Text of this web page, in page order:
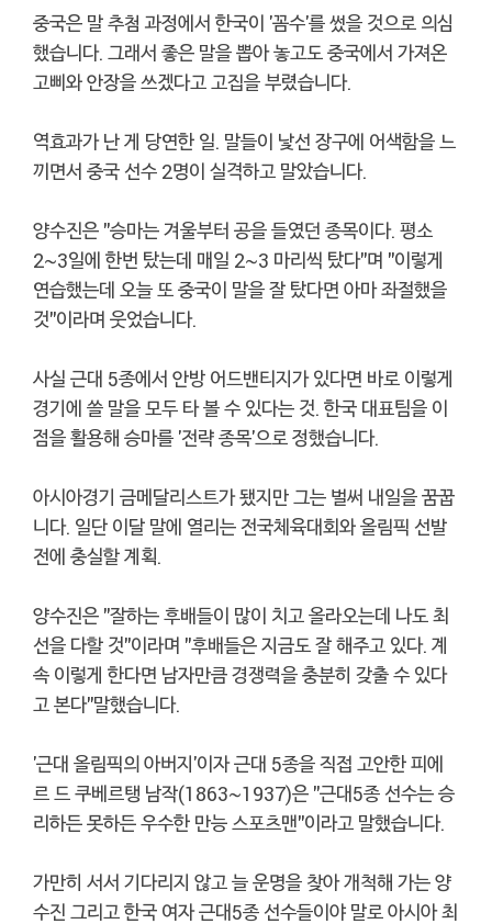
중국은 말 추첨 과정에서 한국이 '꼼수'를 썼을 것으로 의심
했습니다. 그래서 좋은 말을 뽑아 놓고도 중국에서 가져온
고삐와 안장을 쓰겠다고 고집을 부렸습니다.
역효과가 난 게 당연한 일. 말들이 낯선 장구에 어색함을 느
끼면서 중국 선수 2명이 실격하고 말았습니다.
양수진은 "승마는 겨울부터 공을 들였던 종목이다. 평소
2~3일에 한번 탔는데 매일 2~3 마리씩 탔다"며 "이렇게
연습했는데 오늘 또 중국이 말을 잘 탔다면 아마 좌절했을
것"이라며 웃었습니다.
사실 근대 5종에서 안방 어드밴티지가 있다면 바로 이렇게
경기에 쓸 말을 모두 타 볼 수 있다는 것. 한국 대표팀을 이
점을 활용해 승마를 '전략 종목'으로 정했습니다.
아시아경기 금메달리스트가 됐지만 그는 벌써 내일을 꿈꿉
니다. 일단 이달 말에 열리는 전국체육대회와 올림픽 선발
전에 충실할 계획.
양수진은 "잘하는 후배들이 많이 치고 올라오는데 나도 최
선을 다할 것"이라며 "후배들은 지금도 잘 해주고 있다. 계
속 이렇게 한다면 남자만큼 경쟁력을 충분히 갖출 수 있다
고 본다"말했습니다.
'근대 올림픽의 아버지'이자 근대 5종을 직접 고안한 피에
르 드 쿠베르탱 남작(1863~1937)은 "근대5종 선수는 승
리하든 못하든 우수한 만능 스포츠맨"이라고 말했습니다.
가만히 서서 기다리지 않고 늘 운명을 찾아 개척해 가는 양
수진 그리고 한국 여자 근대5종 선수들이야 말로 아시아 최